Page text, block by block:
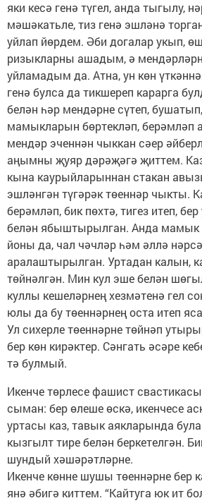
яки кесә генә түгел, анда тыгылу,
мәшәкатьле, тиз генә эшләнә
уйлап йөрдем. Әби догалар укып,
ризыкларны ашадым, ә
уйламадым да. Атна, ун көн
генә булса да тикшереп карарга
белән һәр мендәрне сүтеп,
мамыкларын бөртекләп, берәмләп
мендәр эченнән чыккан сәер
аңымны җуяр дәрәҗәгә җиттем.
кына каурыйларыннан стакан
эшләнгән түгәрәк төеннәр чыкты.
берәмләп, бик пөхтә, тигез итеп, бер
белән ябыштырылган. Анда мамык
йоны да, чал чәчләр һәм әллә
аралаштырылган. Уртадан калын,
төйнәлгән. Мин кул эше белән
куллы кешеләрнең хезмәтенә гел
юлы да бу төеннәрнең оста итеп
Ул сихерле төеннәрне төйнәп
бер көн кирәктер. Сәнгать әсәре
тә булмый.
Икенче төрлесе фашист
сыман: бер өлеше өскә, икенчесе
уртасы каз, тавык аякларында
кызгылт тире белән беркетелгән.
шундый хәшәрәтләрне.
Икенче көнне шушы төеннәрне бер
янә әбигә киттем. “Кайтуга юк ит